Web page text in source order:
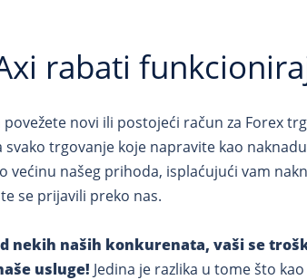
rabati
povežete novi ili postojeći račun za Forex
svako trgovanje koje napravite kao
većinu našeg prihoda, isplaćujući vam
se prijavili preko nas.
nekih naših konkurenata, vaši se
usluge! Jedina je razlika u tome što